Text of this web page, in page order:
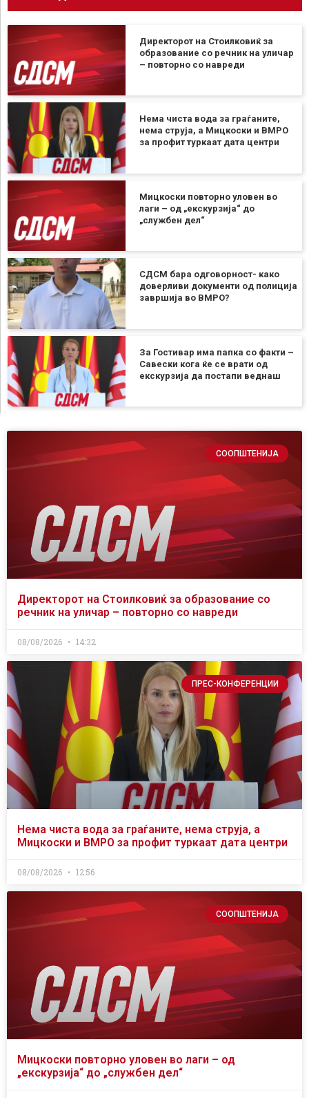
Директорот на Стоилковиќ за
образование со речник на уличар
– повторно со навреди
Нема чиста вода за граѓаните,
нема струја, а Мицкоски и ВМРО
за профит туркаат дата центри
Мицкоски повторно уловен во
лаги – од „екскурзија“ до
„службен дел“
СДСМ бара одговорност- како
доверливи документи од полиција
завршија во ВМРО?
За Гостивар има папка со факти –
Савески кога ќе се врати од
екскурзија да постапи веднаш
СООПШТЕНИЈА
Директорот на Стоилковиќ за образование со
речник на уличар – повторно со навреди
08/08/2026 14:32
ПРЕС-КОНФЕРЕНЦИИ
Нема чиста вода за граѓаните, нема струја, а
Мицкоски и ВМРО за профит туркаат дата центри
08/08/2026 12:56
СООПШТЕНИЈА
Мицкоски повторно уловен во лаги – од
„екскурзија“ до „службен дел“